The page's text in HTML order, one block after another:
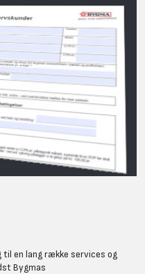
til en lang række services og
Bygmas